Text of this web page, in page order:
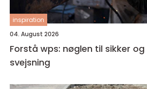
inspiration
04. August 2026
Forstå wps: nøglen til sikker
svejsning